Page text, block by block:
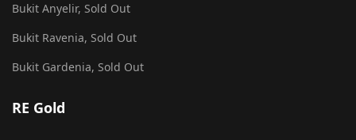
Bukit Anyelir, Sold Out
Bukit Ravenia, Sold Out
Bukit Gardenia, Sold Out
RE Gold